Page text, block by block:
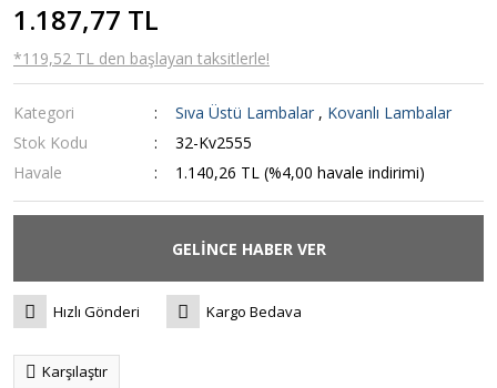
1.187,77 TL
*119,52 TL den başlayan taksitlerle!
Kategori Sıva Üstü Lambalar , Kovanlı Lambalar
Stok Kodu
32-Kv2555
Havale
1.140,26 TL (%4,00 havale indirimi)
GELİNCE HABER VER
Hızlı Gönderi Kargo Bedava
Karşılaştır